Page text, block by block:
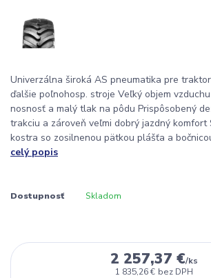
Univerzálna široká AS pneumatika pre
ďalšie poľnohosp. stroje Veľký objem
nosnosť a malý tlak na pôdu Prispôsobený
trakciu a zároveň veľmi dobrý jazdný komfort
kostra so zosilnenou pätkou plášťa a
celý popis
Dostupnosť Skladom
2 257,37 €/ks
1 835,26 € bez DPH